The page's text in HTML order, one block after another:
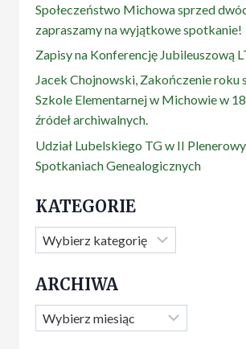
Społeczeństwo Michowa sprzed
zapraszamy na wyjątkowe spotkanie!
Zapisy na Konferencję Jubileuszową
Jacek Chojnowski, Zakończenie roku
Szkole Elementarnej w Michowie w
źródeł archiwalnych.
Udział Lubelskiego TG w II
Spotkaniach Genealogicznych
KATEGORIE
Kategorie
ARCHIWA
Archiwa